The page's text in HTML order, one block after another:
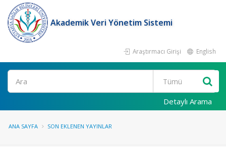
Akademik Veri Yönetim Sistemi
Araştırmacı Girişi English
Ara
Detaylı Arama
ANA SAYFA SON EKLENEN YAYINLAR